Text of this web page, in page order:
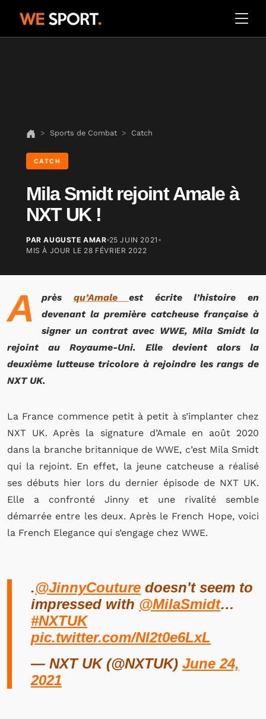
Sports de Combat Catch
CATCH
Mila Smidt rejoint Amale à
NXT UK !
PAR AUGUSTE AMAR 25 JUIN 2021
MIS À JOUR LE 28 FÉVRIER 2022
A près qu’Amaleest écrite l’histoire en
devenant la première catcheuse française à
signer un contrat avec WWE, Mila Smidt la
rejoint au Royaume-Uni. Elle devient alors la
deuxième lutteuse tricolore à rejoindre les rangs de
NXT UK.
La France commence petit à petit à s’implanter chez
NXT UK. Après la signature d’Amale en août 2020
dans la branche britannique de WWE, c’est Mila Smidt
qui la rejoint. En effet, la jeune catcheuse a réalisé
ses débuts hier lors du dernier épisode de NXT UK.
Elle a confronté Jinny et une rivalité semble
démarrée entre les deux. Après le French Hope, voici
la French Elegance qui s’engage chez WWE.
.@JinnyCouture doesn't seem to
impressed with @MilaSmidt…
#NXTUK
pic.twitter.com/Nl2t0e6LxL
— NXT UK (@NXTUK) June 24,
2021